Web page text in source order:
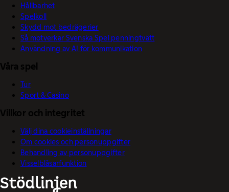
Hållbarhet
Spelkoll
Skydd mot bedrägerier
Så motverkar Svenska Spel penningtvätt
Användning av AI för kommunikation
Våra spel
Tur
Sport & Casino
Villkor och integritet
Välj dina cookieinställningar
Om cookies och personuppgifter
Behandling av personuppgifter
Visselblåsarfunktion